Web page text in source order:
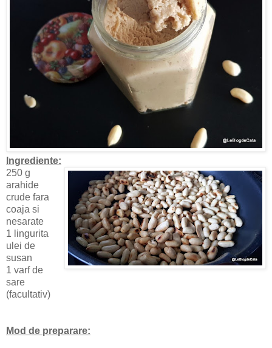
Ingrediente:
250 g
arahide
crude fara
coaja si
nesarate
1 lingurita
ulei de
susan
1 varf de
sare
(facultativ)
Mod de preparare: